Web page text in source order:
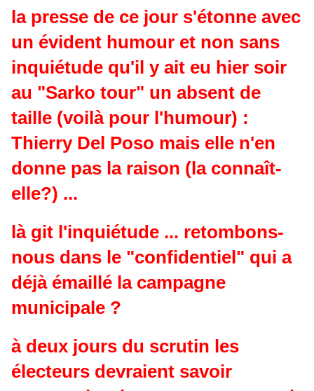
la presse de ce jour s'étonne avec
un évident humour et non sans
inquiétude qu'il y ait eu hier soir
au "Sarko tour" un absent de
taille (voilà pour l'humour) :
Thierry Del Poso mais elle n'en
donne pas la raison (la connaît-
elle?) ...
là git l'inquiétude ... retombons-
nous dans le "confidentiel" qui a
déjà émaillé la campagne
municipale ?
à deux jours du scrutin les
électeurs devraient savoir